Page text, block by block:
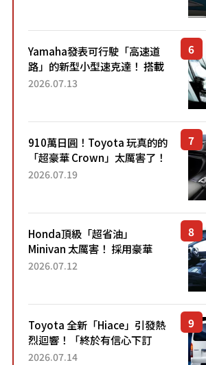
Yamaha發表可行駛「高速道
路」的新型小型速克達！ 搭載
能享受超強勁「渦輪感」的動
2026.07.13
910萬日圓！Toyota 玩真的的
「超豪華 Crown」太厲害了！
採用由「匠人技藝」打造的
2026.07.19
Honda頂級「超省油」
Minivan 太厲害！ 採用豪華
「真皮座椅」與專屬「黑色內
「三...
2026.07.12
Toyota 全新「Hiace」引發熱
烈迴響！「終於有信心下訂
了！」「哪個等級交車最
2026.07.14